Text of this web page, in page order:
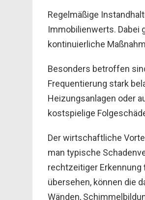
Regelmäßige
Immobilienwerts. Dabei
kontinuierliche
Besonders betroffen
Frequentierung stark
Heizungsanlagen oder
kostspielige
Der wirtschaftliche
man typische
rechtzeitiger Erkennung
übersehen, können die
Wänden,